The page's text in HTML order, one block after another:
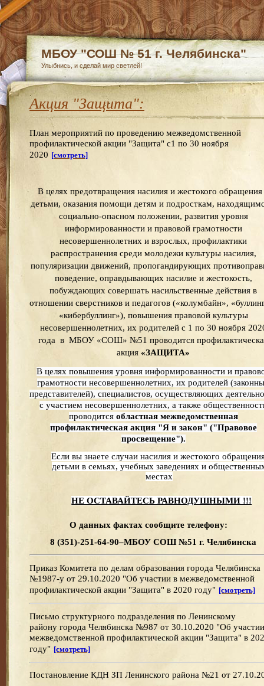
МБОУ "СОШ № 51 г. Челябинска"
Улыбнись, и сделай мир светлей!
Акция "Защита":
План мероприятий по проведению межведомственной
профилактической акции "Защита" с1 по 30 ноября
2020 [смотреть]
В целях предотвращения насилия и жестокого обращения
детьми, оказания помощи детям и подросткам,
социально-опасном положении, развития уровня
информированности и правовой грамотности
несовершеннолетних и взрослых, профилактики
распространения среди молодежи культуры насилия,
популяризации движений, пропогандирующих
поведение, оправдывающих насилие и жестокость,
побуждающих совершать насильственные действия в
отношении сверстников и педагогов («колумбайн»,
«кибербуллинг»), повышения правовой культуры
несовершеннолетних, их родителей с 1 по 30 ноября
года в МБОУ «СОШ» №51 проводится
акция «ЗАЩИТА»
В целях повышения уровня информированности и
грамотности несовершеннолетних, их родителей
представителей), специалистов, осуществляющих
с участием несовершеннолетних, а также
проводится областная межведомственная
профилактическая акция "Я и закон" ("Правовое
просвещение").
Если вы знаете случаи насилия и жестокого
детьми в семьях, учебных заведениях и
местах
НЕ ОСТАВАЙТЕСЬ РАВНОДУШНЫМИ !!!
О данных фактах сообщите телефону:
8 (351)-251-64-90–МБОУ СОШ №51 г. Челябинска
Приказ Комитета по делам образования города Челябинска
№1987-у от 29.10.2020 "Об участии в межведомственной
профилактической акции "Защита" в 2020 году" [смотреть]
Письмо структурного подразделения по Ленинскому
району города Челябинска №987 от 30.10.2020 "Об
межведомственной профилактической акции "Защита" в
году" [смотреть]
Постановление КДН ЗП Ленинского района №21 от